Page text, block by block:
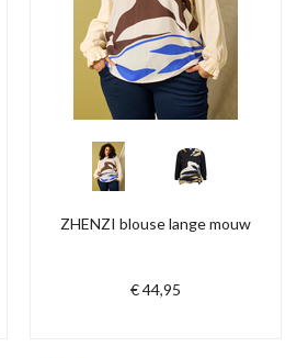
ZHENZI blouse lange mouw
€ 44,95